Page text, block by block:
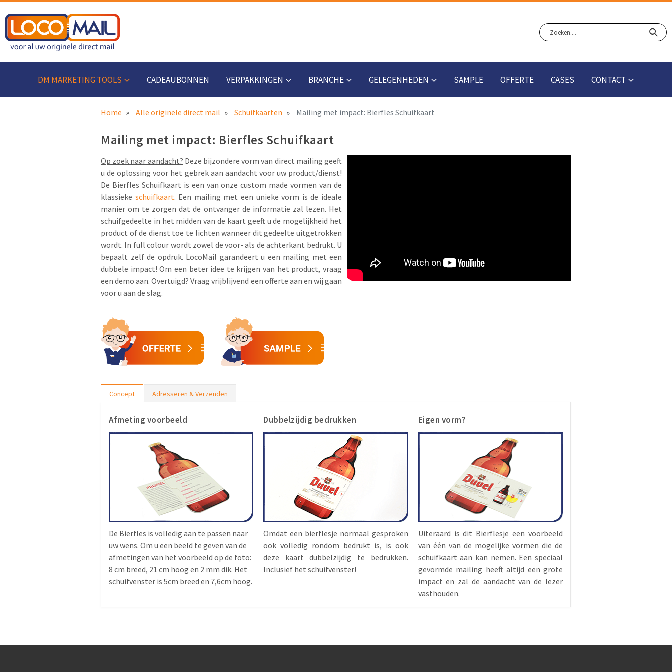
DM MARKETING TOOLS CADEAUBONNEN VERPAKKINGEN BRANCHE GELEGENHEDEN SAMPLE OFFERTE CASES CONTACT
Home Alle originele direct mail Schuifkaarten Mailing met impact: Bierfles Schuifkaart
Mailing met impact: Bierfles Schuifkaart
Op zoek naar aandacht? Deze bijzondere vorm van direct mailing geeft
u de oplossing voor het gebrek aan aandacht voor uw product/dienst!
De Bierfles Schuifkaart is een van onze custom made vormen van de
klassieke schuifkaart. Een mailing met een unieke vorm is de ideale
manier om te zorgen dat de ontvanger de informatie zal lezen. Het
schuifgedeelte in het midden van de kaart geeft u de mogelijkheid het
product of de dienst toe te lichten wanneer dit gedeelte uitgetrokken
wordt. In full colour wordt zowel de voor- als de achterkant bedrukt. U
bepaalt zelf de opdruk. LocoMail garandeert u een mailing met een
dubbele impact! Om een beter idee te krijgen van het product, vraag
een demo aan. Overtuigd? Vraag vrijblijvend een offerte aan en wij gaan
voor u aan de slag.
Concept Adresseren & Verzenden
Afmeting voorbeeld
De Bierfles is volledig aan te passen naar
uw wens. Om u een beeld te geven van de
afmetingen van het voorbeeld op de foto:
8 cm breed, 21 cm hoog en 2 mm dik. Het
schuifvenster is 5cm breed en 7,6cm hoog.
Dubbelzijdig bedrukken
Omdat een bierflesje normaal gesproken
ook volledig rondom bedrukt is, is ook
deze kaart dubbelzijdig te bedrukken.
Inclusief het schuifvenster!
Eigen vorm?
Uiteraard is dit Bierflesje een voorbeeld
van één van de mogelijke vormen die de
schuifkaart aan kan nemen. Een speciaal
gevormde mailing heeft altijd een grote
impact en zal de aandacht van de lezer
vasthouden.